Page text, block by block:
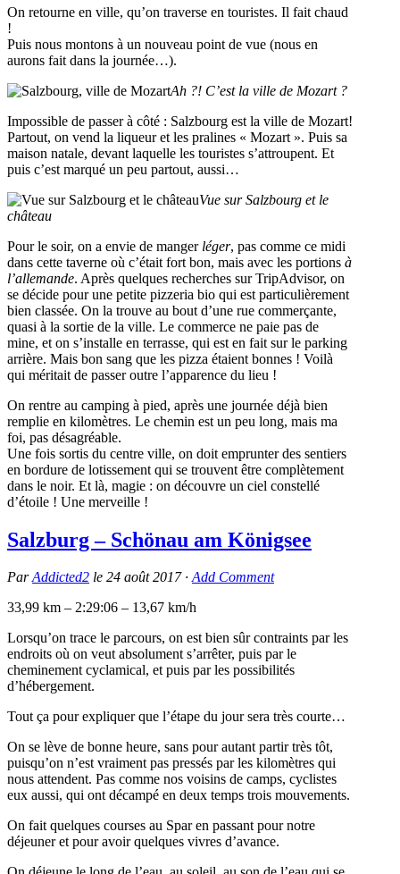
On retourne en ville, qu’on traverse en touristes. Il fait chaud
!
Puis nous montons à un nouveau point de vue (nous en
aurons fait dans la journée…).
Ah ?! C’est la ville de Mozart ?
Impossible de passer à côté : Salzbourg est la ville de Mozart!
Partout, on vend la liqueur et les pralines « Mozart ». Puis sa
maison natale, devant laquelle les touristes s’attroupent. Et
puis c’est marqué un peu partout, aussi…
Vue sur Salzbourg et le
château
Pour le soir, on a envie de manger léger, pas comme ce midi
dans cette taverne où c’était fort bon, mais avec les portions à
l’allemande. Après quelques recherches sur TripAdvisor, on
se décide pour une petite pizzeria bio qui est particulièrement
bien classée. On la trouve au bout d’une rue commerçante,
quasi à la sortie de la ville. Le commerce ne paie pas de
mine, et on s’installe en terrasse, qui est en fait sur le parking
arrière. Mais bon sang que les pizza étaient bonnes ! Voilà
qui méritait de passer outre l’apparence du lieu !
On rentre au camping à pied, après une journée déjà bien
remplie en kilomètres. Le chemin est un peu long, mais ma
foi, pas désagréable.
Une fois sortis du centre ville, on doit emprunter des sentiers
en bordure de lotissement qui se trouvent être complètement
dans le noir. Et là, magie : on découvre un ciel constellé
d’étoile ! Une merveille !
Salzburg – Schönau am Königsee
ParAddicted2 le 24 août 2017·Add Comment
33,99 km – 2:29:06 – 13,67 km/h
Lorsqu’on trace le parcours, on est bien sûr contraints par les
endroits où on veut absolument s’arrêter, puis par le
cheminement cyclamical, et puis par les possibilités
d’hébergement.
Tout ça pour expliquer que l’étape du jour sera très courte…
On se lève de bonne heure, sans pour autant partir très tôt,
puisqu’on n’est vraiment pas pressés par les kilomètres qui
nous attendent. Pas comme nos voisins de camps, cyclistes
eux aussi, qui ont décampé en deux temps trois mouvements.
On fait quelques courses au Spar en passant pour notre
déjeuner et pour avoir quelques vivres d’avance.